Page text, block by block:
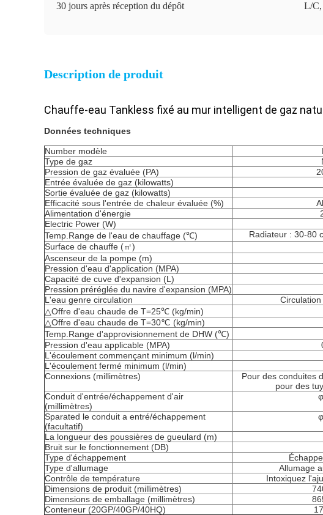
30 jours après réception du dépôt L/C,
Description de produit
Chauffe-eau Tankless fixé au mur intelligent de gaz
Données techniques
Number modèle
Type de gaz
Pression de gaz évaluée (PA)
Entrée évaluée de gaz (kilowatts)
Sortie évaluée de gaz (kilowatts)
Efficacité sous l'entrée de chaleur évaluée (%)
Alimentation d'énergie
Electric Power (W)
Temp.Range de l'eau de chauffage (℃)
Radiateur : 30-80
Surface de chauffe (㎡)
Ascenseur de la pompe (m)
Pression d'eau d'application (MPA)
Capacité de cuve d'expansion (L)
Pression préréglée du navire d'expansion (MPA)
L'eau genre circulation
△Offre d'eau chaude de T=25℃ (kg/min)
△Offre d'eau chaude de T=30℃ (kg/min)
Temp.Range d'approvisionnement de DHW (℃)
Pression d'eau applicable (MPA)
L'écoulement commençant minimum (l/min)
L'écoulement fermé minimum (l/min)
Connexions (millimètres)
Pour des conduites
pour des
Conduit d'entrée/échappement d'air
(millimètres)
Sparated le conduit a entré/échappement
(facultatif)
La longueur des poussières de gueulard (m)
Bruit sur le fonctionnement (DB)
Type d'échappement
Type d'allumage
Allumage
Contrôle de température
Intoxiquez
Dimensions de produit (millimètres)
Dimensions de emballage (millimètres)
Conteneur (20GP/40GP/40HQ)